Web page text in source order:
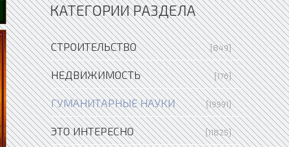
КАТЕГОРИИ РАЗДЕЛА
СТРОИТЕЛЬСТВО [849]
НЕДВИЖИМОСТЬ [176]
ГУМАНИТАРНЫЕ НАУКИ [19991]
ЭТО ИНТЕРЕСНО [11825]